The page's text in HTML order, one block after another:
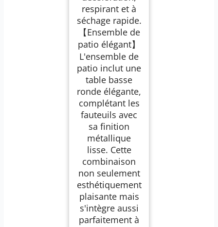
respirant et à
séchage rapide.
【Ensemble de
patio élégant】
L'ensemble de
patio inclut une
table basse
ronde élégante,
complétant les
fauteuils avec
sa finition
métallique
lisse. Cette
combinaison
non seulement
esthétiquement
plaisante mais
s'intègre aussi
parfaitement à